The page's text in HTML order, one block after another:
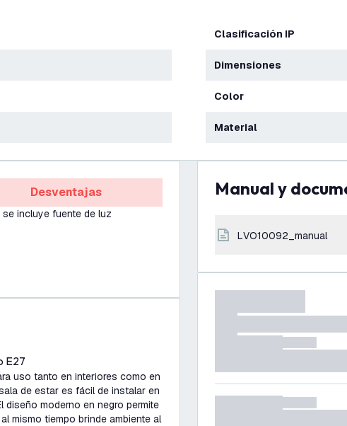
Clasificación IP
Dimensiones
Color
Material
Desventajas
se incluye fuente de luz
E27
uso tanto en interiores como en
de estar es fácil de instalar en
diseño moderno en negro permite
mismo tiempo brinde ambiente al
Manual y
LVO10092_manual